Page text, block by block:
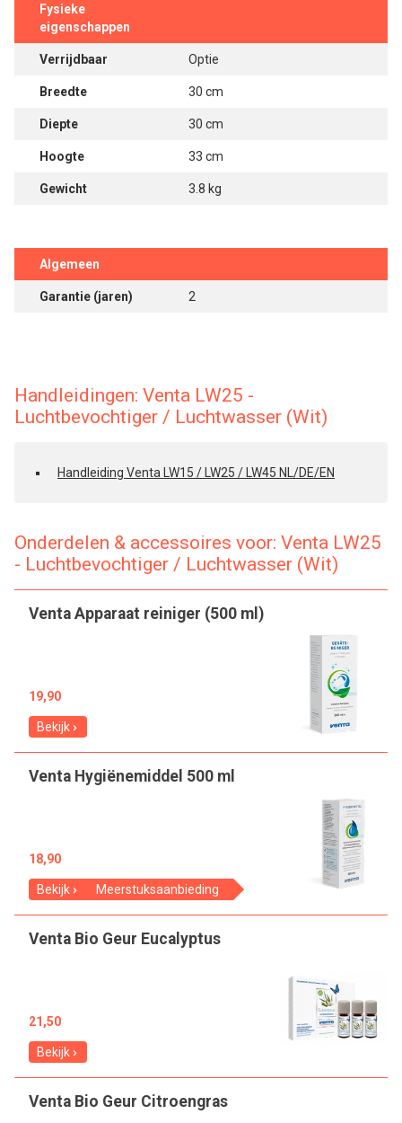
Fysieke
eigenschappen
Verrijdbaar Optie
Breedte 30 cm
Diepte 30 cm
Hoogte 33 cm
Gewicht 3.8 kg
Algemeen
Garantie (jaren) 2
Handleidingen: Venta LW25 -
Luchtbevochtiger / Luchtwasser (Wit)
Handleiding Venta LW15 / LW25 / LW45 NL/DE/EN
Onderdelen & accessoires voor: Venta LW25
- Luchtbevochtiger / Luchtwasser (Wit)
Venta Apparaat reiniger (500 ml)
19,90
Bekijk
Venta Hygiënemiddel 500 ml
18,90
Bekijk Meerstuksaanbieding
Venta Bio Geur Eucalyptus
21,50
Bekijk
Venta Bio Geur Citroengras